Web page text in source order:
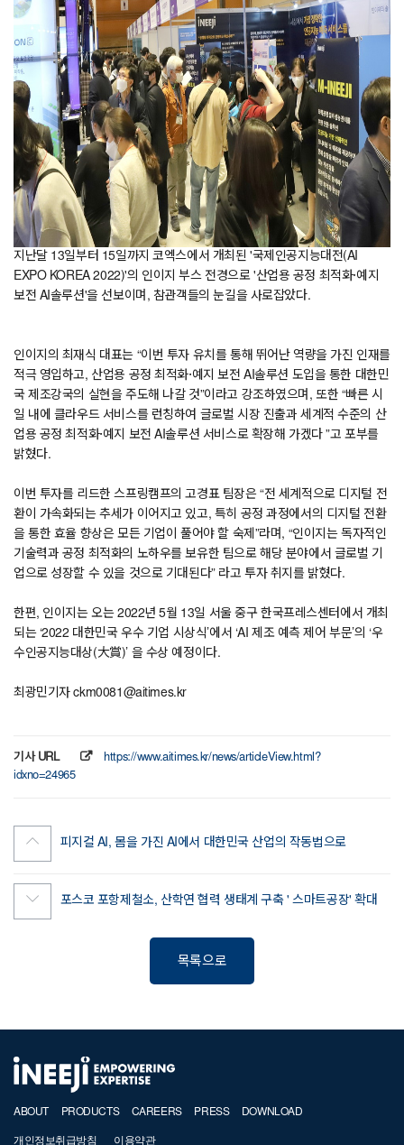
지난달 13일부터 15일까지 코엑스에서 개최된 '국제인공지능대전(AI
EXPO KOREA 2022)'의 인이지 부스 전경으로 '산업용 공정 최적화·예지
보전 AI솔루션'을 선보이며, 참관객들의 눈길을 사로잡았다.
인이지의 최재식 대표는 “이번 투자 유치를 통해 뛰어난 역량을 가진 인재를
적극 영입하고, 산업용 공정 최적화·예지 보전 AI솔루션 도입을 통한 대한민
국 제조강국의 실현을 주도해 나갈 것”이라고 강조하였으며, 또한 “빠른 시
일 내에 클라우드 서비스를 런칭하여 글로벌 시장 진출과 세계적 수준의 산
업용 공정 최적화·예지 보전 AI솔루션 서비스로 확장해 가겠다 ”고 포부를
밝혔다.
이번 투자를 리드한 스프링캠프의 고경표 팀장은 “전 세계적으로 디지털 전
환이 가속화되는 추세가 이어지고 있고, 특히 공정 과정에서의 디지털 전환
을 통한 효율 향상은 모든 기업이 풀어야 할 숙제”라며, “인이지는 독자적인
기술력과 공정 최적화의 노하우를 보유한 팀으로 해당 분야에서 글로벌 기
업으로 성장할 수 있을 것으로 기대된다” 라고 투자 취지를 밝혔다.
한편, 인이지는 오는 2022년 5월 13일 서울 중구 한국프레스센터에서 개최
되는 ‘2022 대한민국 우수 기업 시상식’에서 ‘AI 제조 예측 제어 부문’의 ‘우
수인공지능대상(大賞)’ 을 수상 예정이다.
최광민기자 ckm0081@aitimes.kr
기사 URL
https://www.aitimes.kr/news/articleView.html?
idxno=24965
피지컬 AI, 몸을 가진 AI에서 대한민국 산업의 작동법으로
포스코 포항제철소, 산학연 협력 생태계 구축 ' 스마트공장' 확대
목록으로
ABOUT PRODUCTS CAREERS PRESS DOWNLOAD
개인정보취급방침 이용약관